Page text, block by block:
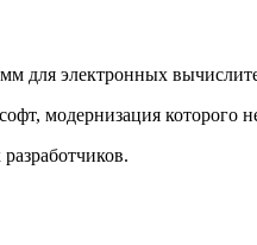
для электронных
модернизация которого